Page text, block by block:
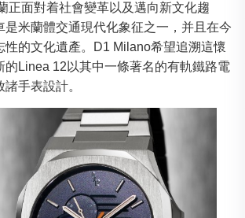
正面對着社會變革以及邁向新文化趨
是米蘭體交通現代化象征之一，并且在今
性的文化遺產。D1 Milano希望追溯這懷
的Linea 12以其中一條著名的有軌鐵路電
手表設計。